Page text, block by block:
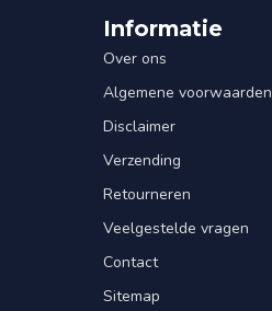
Informatie
Over ons
Algemene voorwaarden
Disclaimer
Verzending
Retourneren
Veelgestelde vragen
Contact
Sitemap